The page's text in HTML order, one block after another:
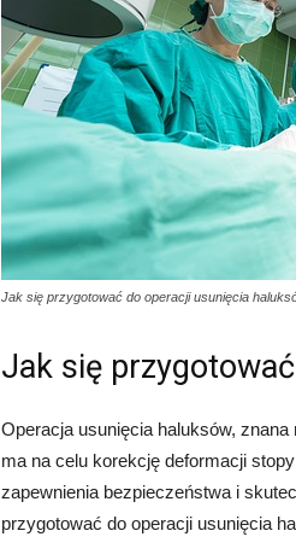
Jak się przygotować do operacji usunięcia
Jak się
Operacja usunięcia haluksów,
ma na celu korekcję deformacji
zapewnienia bezpieczeństwa i
przygotować do operacji usunięcia